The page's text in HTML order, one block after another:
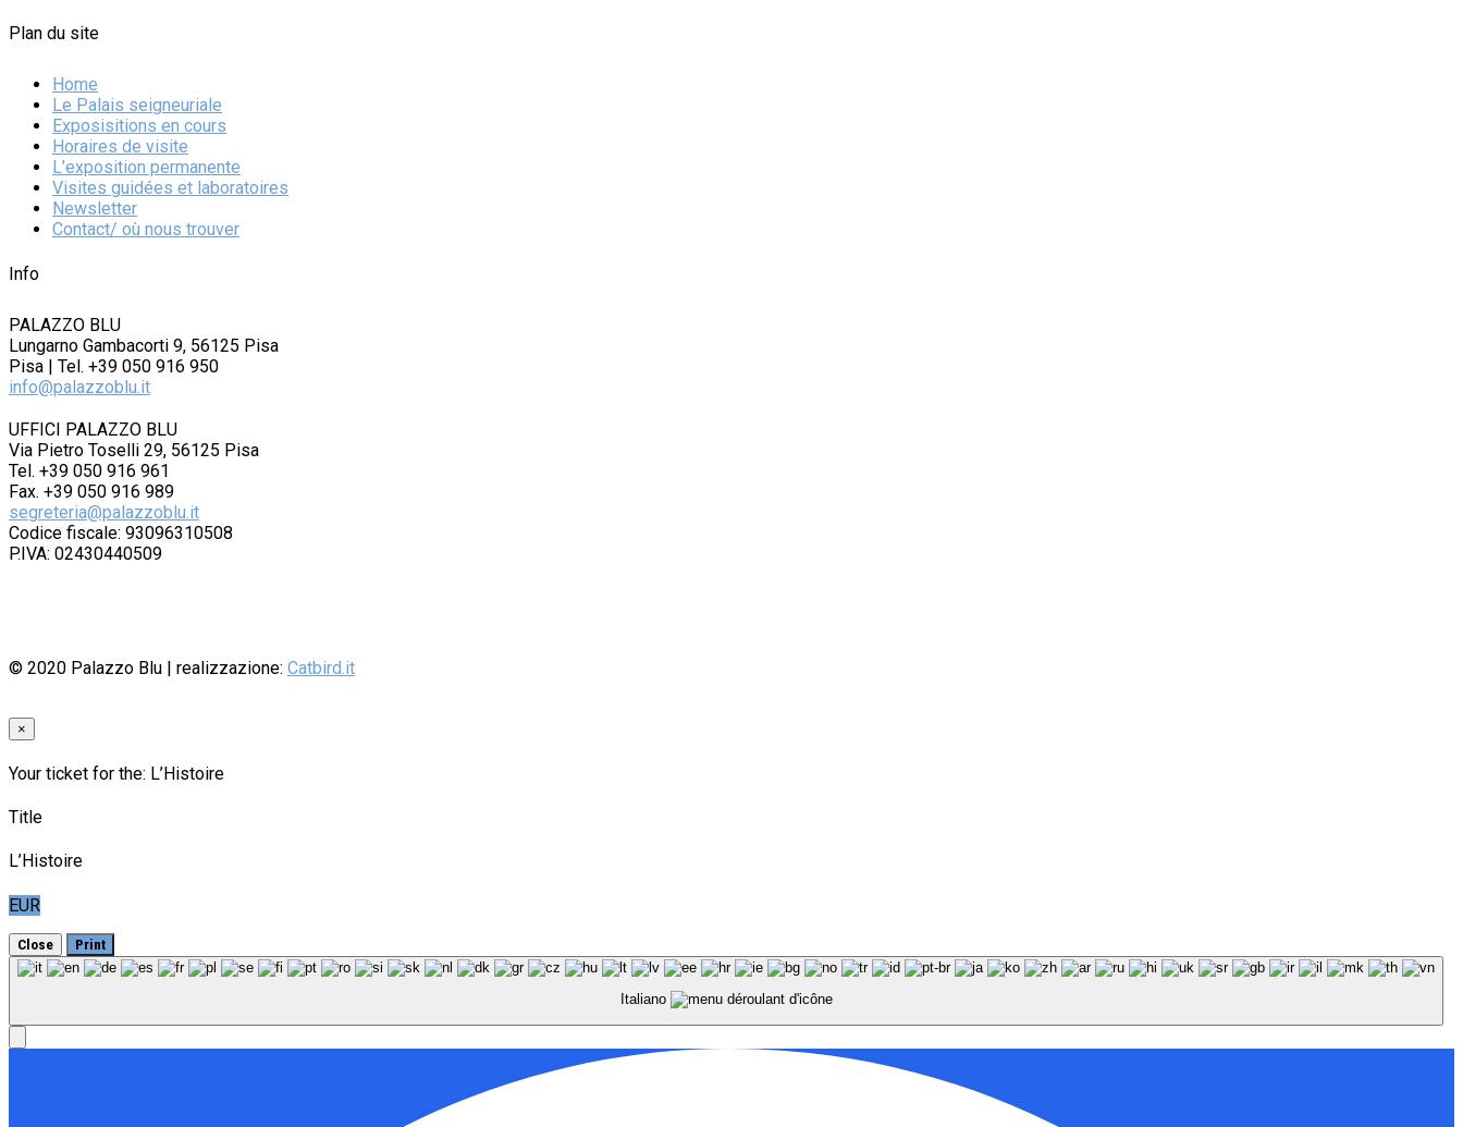
Plan du site
Home
Le Palais seigneuriale
Exposisitions en cours
Horaires de visite
L’exposition permanente
Visites guidées et laboratoires
Newsletter
Contact/ où nous trouver
Info
PALAZZO BLU
Lungarno Gambacorti 9, 56125 Pisa
Pisa | Tel. +39 050 916 950
info@palazzoblu.it
UFFICI PALAZZO BLU
Via Pietro Toselli 29, 56125 Pisa
Tel. +39 050 916 961
Fax. +39 050 916 989
segreteria@palazzoblu.it
Codice fiscale: 93096310508
P.IVA: 02430440509
© 2020 Palazzo Blu | realizzazione: Catbird.it
×
Your ticket for the: L’Histoire
Title
L’Histoire
EUR
Close Print
Italiano